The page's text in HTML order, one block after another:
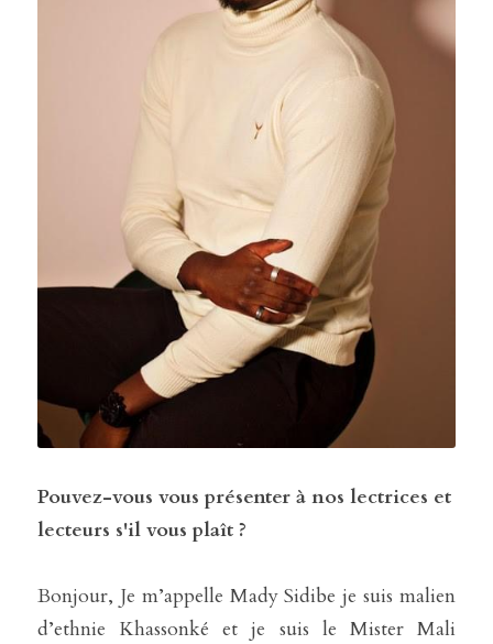
Pouvez-vous vous présenter à nos lectrices et
lecteurs s'il vous plaît ?
Bonjour, Je m’appelle Mady Sidibe je suis malien
d’ethnie Khassonké et je suis le Mister Mali